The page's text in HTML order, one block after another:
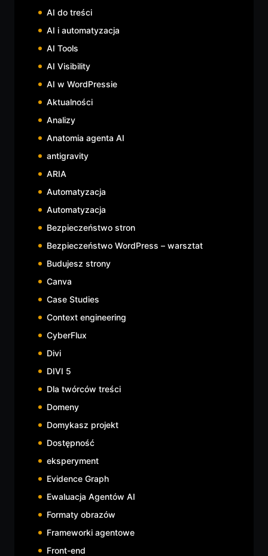
AI do treści
AI i automatyzacja
AI Tools
AI Visibility
AI w WordPressie
Aktualności
Analizy
Anatomia agenta AI
antigravity
ARIA
Automatyzacja
Automatyzacja
Bezpieczeństwo stron
Bezpieczeństwo WordPress – warsztat
Budujesz strony
Canva
Case Studies
Context engineering
CyberFlux
Divi
DIVI 5
Dla twórców treści
Domeny
Domykasz projekt
Dostępność
eksperyment
Evidence Graph
Ewaluacja Agentów AI
Formaty obrazów
Frameworki agentowe
Front-end